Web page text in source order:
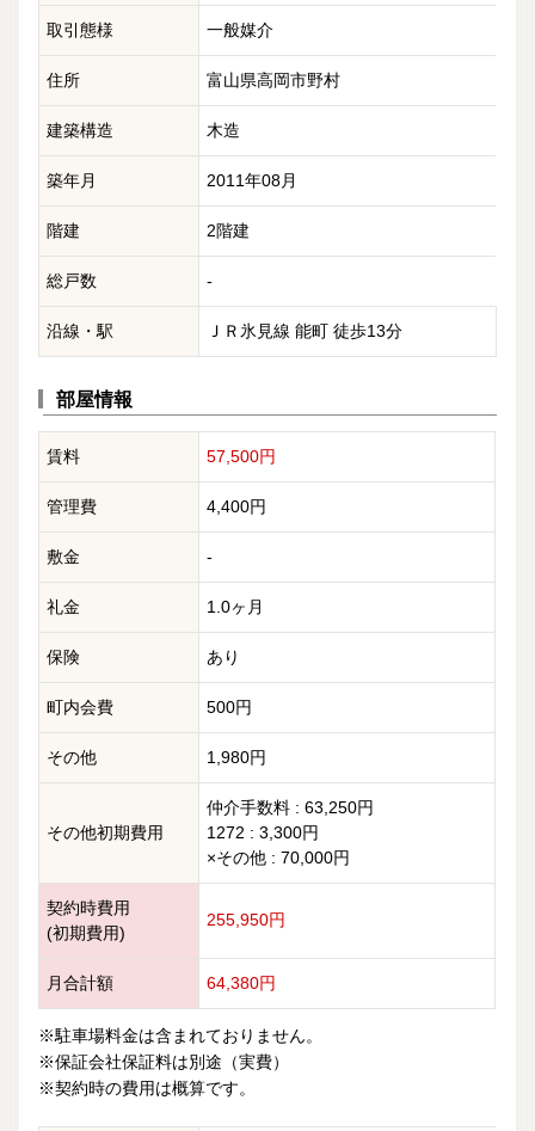
取引態様 一般媒介
住所 富山県高岡市野村
建築構造 木造
築年月 2011年08月
階建 2階建
総戸数 -
沿線・駅 ＪＲ氷見線 能町 徒歩13分
部屋情報
賃料 57,500円
管理費 4,400円
敷金 -
礼金 1.0ヶ月
保険 あり
町内会費 500円
その他 1,980円
その他初期費用
仲介手数料 : 63,250円
1272 : 3,300円
×その他 : 70,000円
契約時費用
(初期費用)
255,950円
月合計額 64,380円
※駐車場料金は含まれておりません。
※保証会社保証料は別途（実費）
※契約時の費用は概算です。